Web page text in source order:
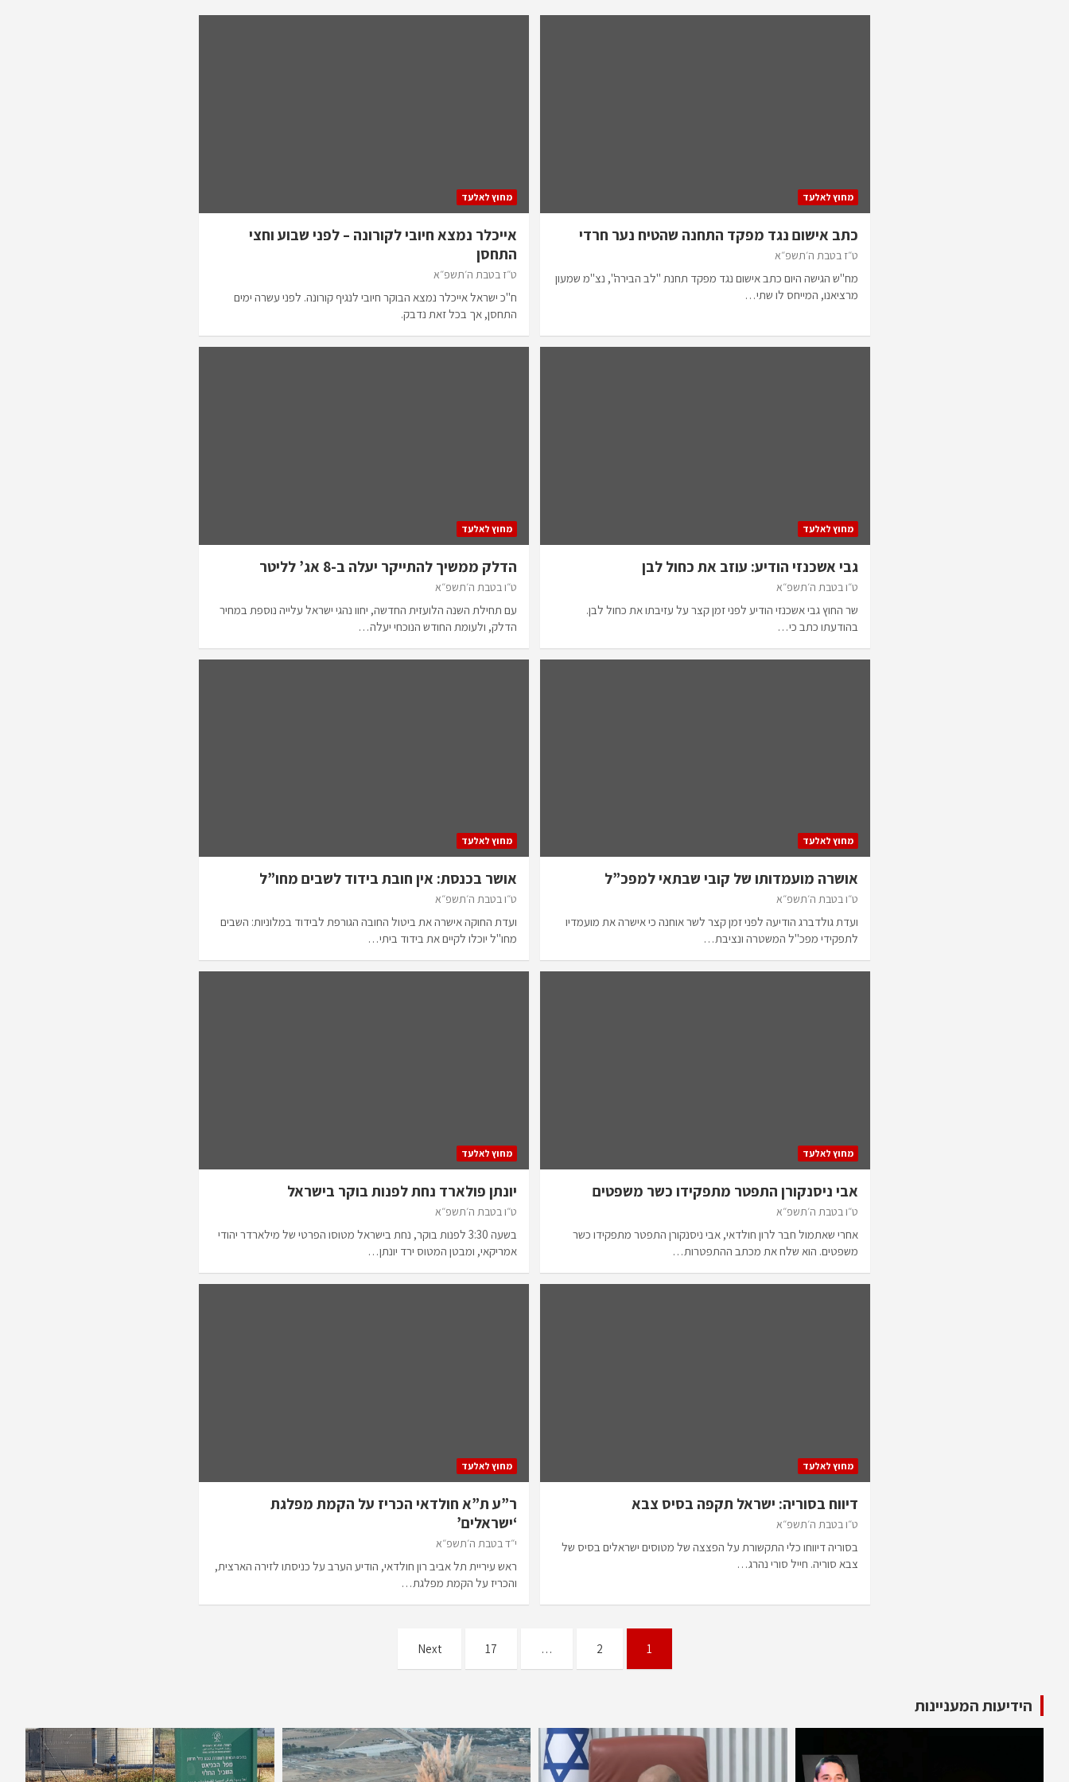
מחוץ לאלעד
כתב אישום נגד מפקד התחנה שהטיח נער חרדי
ט״ז בטבת ה׳תשפ״א
מח"ש הגישה היום כתב אישום נגד מפקד תחנת "לב הבירה", נצ"מ שמעון
מרציאנו, המייחס לו שתי…
מחוץ לאלעד
אייכלר נמצא חיובי לקורונה – לפני שבוע וחצי
התחסן
ט״ז בטבת ה׳תשפ״א
ח"כ ישראל אייכלר נמצא הבוקר חיובי לנגיף קורונה. לפני עשרה ימים
התחסן, אך בכל זאת נדבק.
מחוץ לאלעד
גבי אשכנזי הודיע: עוזב את כחול לבן
ט״ו בטבת ה׳תשפ״א
שר החוץ גבי אשכנזי הודיע לפני זמן קצר על עזיבתו את כחול לבן.
בהודעתו כתב כי…
מחוץ לאלעד
הדלק ממשיך להתייקר יעלה ב-8 אג’ לליטר
ט״ו בטבת ה׳תשפ״א
עם תחילת השנה הלועזית החדשה, יחוו נהגי ישראל עלייה נוספת במחיר
הדלק, ולעומת החודש הנוכחי יעלה…
מחוץ לאלעד
אושרה מועמדותו של קובי שבתאי למפכ”ל
ט״ו בטבת ה׳תשפ״א
ועדת גולדברג הודיעה לפני זמן קצר לשר אוחנה כי אישרה את מועמדיו
לתפקידי מפכ"ל המשטרה ונציבת…
מחוץ לאלעד
אושר בכנסת: אין חובת בידוד לשבים מחו”ל
ט״ו בטבת ה׳תשפ״א
ועדת החוקה אישרה את ביטול החובה הגורפת לבידוד במלוניות: השבים
מחו"ל יוכלו לקיים את בידוד ביתי…
מחוץ לאלעד
אבי ניסנקורן התפטר מתפקידו כשר משפטים
ט״ו בטבת ה׳תשפ״א
אחרי שאתמול חבר לרון חולדאי, אבי ניסנקורן התפטר מתפקידו כשר
משפטים. הוא שלח את מכתב ההתפטרות…
מחוץ לאלעד
יונתן פולארד נחת לפנות בוקר בישראל
ט״ו בטבת ה׳תשפ״א
בשעה 3:30 לפנות בוקר, נחת בישראל מטוסו הפרטי של מילארדר יהודי
אמריקאי, ומבטן המטוס ירד יונתן…
מחוץ לאלעד
דיווח בסוריה: ישראל תקפה בסיס צבא
ט״ו בטבת ה׳תשפ״א
בסוריה דיווחו כלי התקשורת על הפצצה של מטוסים ישראלים בסיס של
צבא סוריה. חייל סורי נהרג…
מחוץ לאלעד
ר”ע ת”א חולדאי הכריז על הקמת מפלגת
‘ישראלים’
י״ד בטבת ה׳תשפ״א
ראש עיריית תל אביב רון חולדאי, הודיע הערב על כניסתו לזירה הארצית,
והכריז על הקמת מפלגת…
1
2
…
17
Next
הידיעות המעניינות